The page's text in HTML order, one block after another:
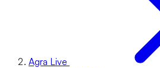
Agra Live